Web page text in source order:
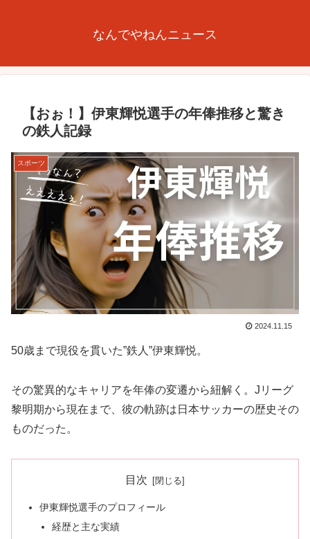
なんでやねんニュース
【おぉ！】伊東輝悦選手の年俸推移と驚き
の鉄人記録
スポーツ
2024.11.15
50歳まで現役を貫いた”鉄人”伊東輝悦。
その驚異的なキャリアを年俸の変遷から紐解く。Jリーグ
黎明期から現在まで、彼の軌跡は日本サッカーの歴史その
ものだった。
目次
伊東輝悦選手のプロフィール
経歴と主な実績